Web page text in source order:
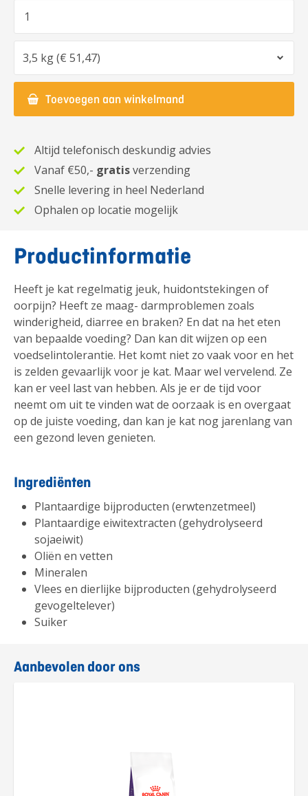
Toevoegen aan winkelmand
Altijd telefonisch deskundig advies
Vanaf €50,- gratisverzending
Snelle levering in heel Nederland
Ophalen op locatie mogelijk
Productinformatie
Heeft je kat regelmatig jeuk, huidontstekingen of
oorpijn? Heeft ze maag- darmproblemen zoals
winderigheid, diarree en braken? En dat na het eten
van bepaalde voeding? Dan kan dit wijzen op een
voedselintolerantie. Het komt niet zo vaak voor en het
is zelden gevaarlijk voor je kat. Maar wel vervelend. Ze
kan er veel last van hebben. Als je er de tijd voor
neemt om uit te vinden wat de oorzaak is en overgaat
op de juiste voeding, dan kan je kat nog jarenlang van
een gezond leven genieten.
Ingrediënten
Plantaardige bijproducten (erwtenzetmeel)
Plantaardige eiwitextracten (gehydrolyseerd
sojaeiwit)
Oliën en vetten
Mineralen
Vlees en dierlijke bijproducten (gehydrolyseerd
gevogeltelever)
Suiker
Aanbevolen door ons